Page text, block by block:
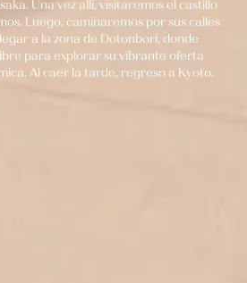
Una vez allí, visitaremos el castillo
Luego, caminaremos por sus calles
a la zona de Dotonbori, donde
para explorar su vibrante oferta
Al caer la tarde, regreso a Kyoto.